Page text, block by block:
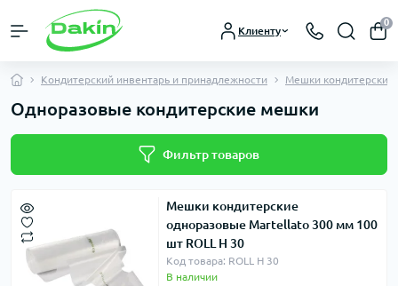
Клиенту
0
Кондитерский инвентарь и принадлежности Мешки кондитерские
Одноразовые кондитерские мешки
Фильтр товаров
Мешки кондитерские
одноразовые Martellato 300 мм 100
шт ROLL H 30
Код товара: ROLL H 30
В наличии